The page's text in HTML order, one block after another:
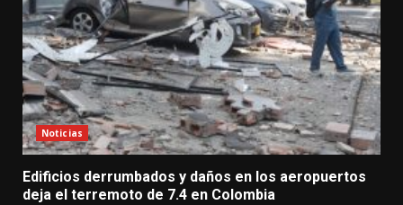
Noticias
Edificios derrumbados y daños en los aeropuertos
deja el terremoto de 7.4 en Colombia